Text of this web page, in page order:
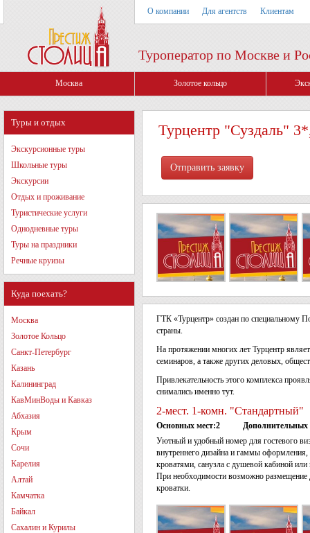
О компании Для агентств Клиентам
Туроператор по Москве и
Москва Золотое кольцо
Туры и отдых
Экскурсионные туры
Школьные туры
Экскурсии
Отдых и проживание
Туристические услуги
Однодневные туры
Туры на праздники
Речные круизы
Куда поехать?
Москва
Золотое Кольцо
Санкт-Петербург
Казань
Калининград
КавМинВоды и Кавказ
Абхазия
Крым
Сочи
Карелия
Алтай
Камчатка
Байкал
Сахалин и Курилы
Турцентр "Суздаль"
ГТК «Турцентр» создан по специальному
страны.
На протяжении многих лет Турцентр
семинаров, а также других деловых,
Привлекательность этого комплекса
снимались именно тут.
2-мест. 1-комн. "Стандартный"
Основных мест:2
Дополнительных
Уютный и удобный номер для гостевого
внутреннего дизайна и гаммы
кроватями, санузла с душевой кабиной
При необходимости возможно размещение
кроватки.